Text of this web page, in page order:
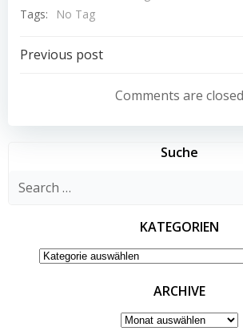
Tags:
No Tag
Post
navigation
Previous post
Comments are closed
Suche
Search
KATEGORIEN
KATEGORIEN
ARCHIVE
ARCHIVE